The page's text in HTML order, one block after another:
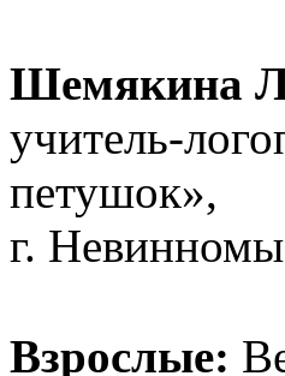
Шемякина
учитель-
петушок»,
г.
Взрослые: